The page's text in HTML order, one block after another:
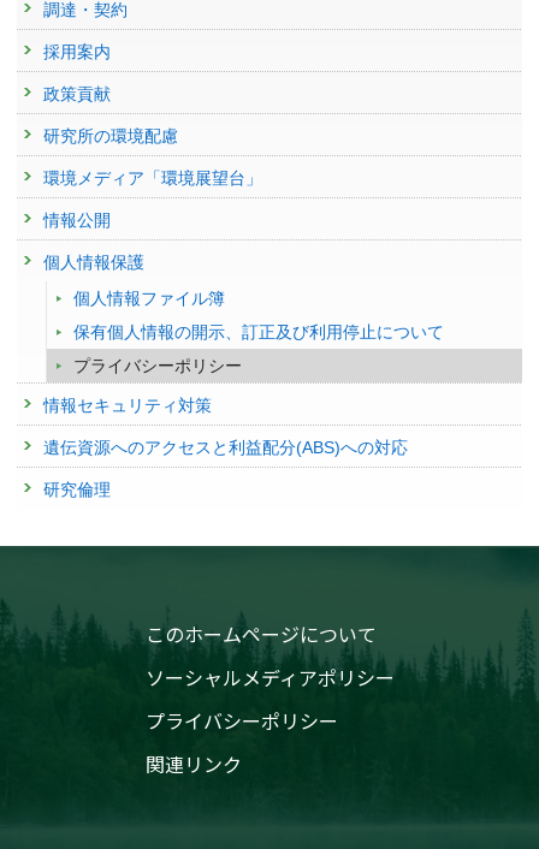
調達・契約
採用案内
政策貢献
研究所の環境配慮
環境メディア「環境展望台」
情報公開
個人情報保護
個人情報ファイル簿
保有個人情報の開示、訂正及び利用停止について
プライバシーポリシー
情報セキュリティ対策
遺伝資源へのアクセスと利益配分(ABS)への対応
研究倫理
このホームページについて
ソーシャルメディアポリシー
プライバシーポリシー
関連リンク